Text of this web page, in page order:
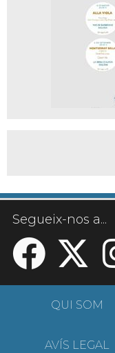
Segueix-nos a...
QUI SOM
AVÍS LEGAL